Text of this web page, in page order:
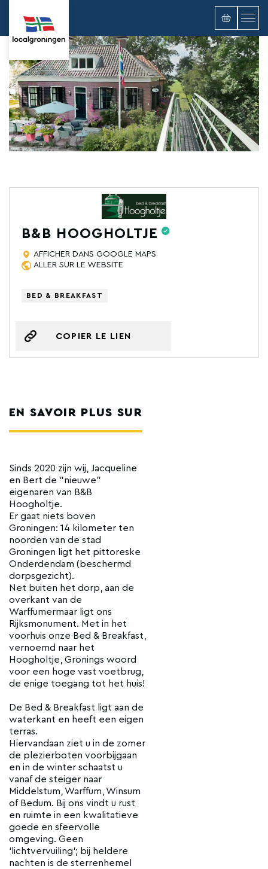
B&B HOOGHOLTJE
AFFICHER DANS GOOGLE MAPS
ALLER SUR LE WEBSITE
BED & BREAKFAST
COPIER LE LIEN
EN SAVOIR PLUS SUR
Sinds 2020 zijn wij, Jacqueline
en Bert de "nieuwe"
eigenaren van B&B
Hoogholtje.
Er gaat niets boven
Groningen: 14 kilometer ten
noorden van de stad
Groningen ligt het pittoreske
Onderdendam (beschermd
dorpsgezicht).
Net buiten het dorp, aan de
overkant van de
Warffumermaar ligt ons
Rijksmonument. Met in het
voorhuis onze Bed & Breakfast,
vernoemd naar het
Hoogholtje, Gronings woord
voor een hoge vast voetbrug,
de enige toegang tot het huis!
De Bed & Breakfast ligt aan de
waterkant en heeft een eigen
terras.
Hiervandaan ziet u in de zomer
de plezierboten voorbijgaan
en in de winter schaatst u
vanaf de steiger naar
Middelstum, Warffum, Winsum
of Bedum. Bij ons vindt u rust
en ruimte in een kwalitatieve
goede en sfeervolle
omgeving. Geen
‘lichtvervuiling’; bij heldere
nachten is de sterrenhemel